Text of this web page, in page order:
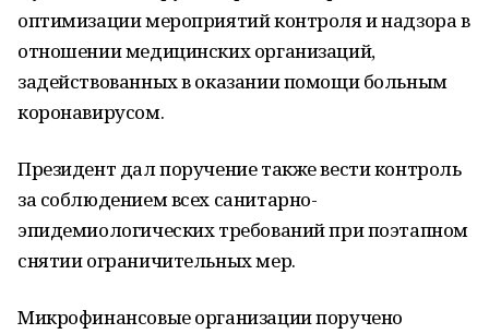
оптимизации мероприятий контроля и надзора в
отношении медицинских организаций,
задействованных в оказании помощи больным
коронавирусом.
Президент дал поручение также вести контроль
за соблюдением всех санитарно-
эпидемиологических требований при поэтапном
снятии ограничительных мер.
Микрофинансовые организации поручено